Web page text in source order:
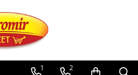
1 2